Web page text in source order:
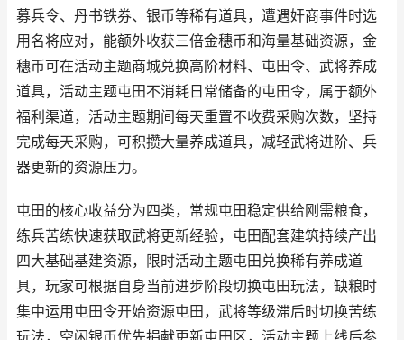
募兵令、丹书铁券、银币等稀有道具，遭遇奸商事件时选
用名将应对，能额外收获三倍金穗币和海量基础资源，金
穗币可在活动主题商城兑换高阶材料、屯田令、武将养成
道具，活动主题屯田不消耗日常储备的屯田令，属于额外
福利渠道，活动主题期间每天重置不收费采购次数，坚持
完成每天采购，可积攒大量养成道具，减轻武将进阶、兵
器更新的资源压力。
屯田的核心收益分为四类，常规屯田稳定供给刚需粮食，
练兵苦练快速获取武将更新经验，屯田配套建筑持续产出
四大基础基建资源，限时活动主题屯田兑换稀有养成道
具，玩家可根据自身当前进步阶段切换屯田玩法，缺粮时
集中运用屯田令开始资源屯田，武将等级滞后时切换苦练